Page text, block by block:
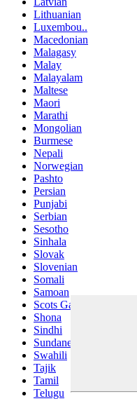
Lithuanian
Luxembou..
Macedonian
Malagasy
Malay
Malayalam
Maltese
Maori
Marathi
Mongolian
Burmese
Nepali
Norwegian
Pashto
Persian
Punjabi
Serbian
Sesotho
Sinhala
Slovak
Slovenian
Somali
Samoan
Scots Gaelic
Shona
Sindhi
Sundanese
Swahili
Tajik
Tamil
Telugu